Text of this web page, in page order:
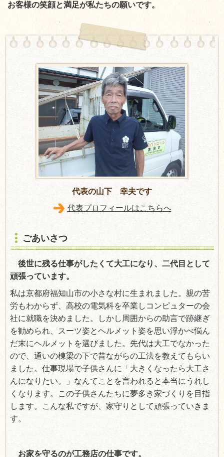
お客様の笑顔と満足が私たちの願いです。
代表の山下 幸夫です
代表プロフィールはこちらへ
ごあいさつ
後世に残る仕事がしたくて大工になり、二代目として
頑張っています。
私は京都府福知山市の小さな村に生まれました。親の苦
労もわからず、高校の電気科を卒業しコンピュターの会
社に就職を決めました。しかし周囲からの助言で跡継ぎ
を勧められ、スーツ姿とヘルメット姿を思い浮かべ悩ん
だ末にヘルメットを選びました。先代は大工でなかった
ので、通いの棟梁の下で昔ながらの工法を教えてもらい
ました。仕事現場で子供さんに「大きくなったら大工さ
んになりたい。」なんてことを言われると本当にうれし
くなります。この子供さんたちに夢多き家づくりを目指
します。こんな私ですが、家守りとして頑張っていきま
す。
お家を守るのが工務店の仕事です。